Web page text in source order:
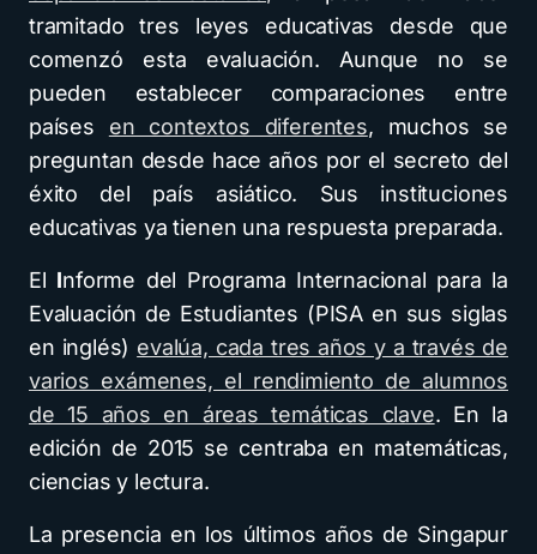
tramitado tres leyes educativas desde que
comenzó esta evaluación. Aunque no se
pueden establecer comparaciones entre
países en contextos diferentes, muchos se
preguntan desde hace años por el secreto del
éxito del país asiático. Sus instituciones
educativas ya tienen una respuesta preparada.
El Informe del Programa Internacional para la
Evaluación de Estudiantes (PISA en sus siglas
en inglés) evalúa, cada tres años y a través de
varios exámenes, el rendimiento de alumnos
de 15 años en áreas temáticas clave. En la
edición de 2015 se centraba en matemáticas,
ciencias y lectura.
La presencia en los últimos años de Singapur